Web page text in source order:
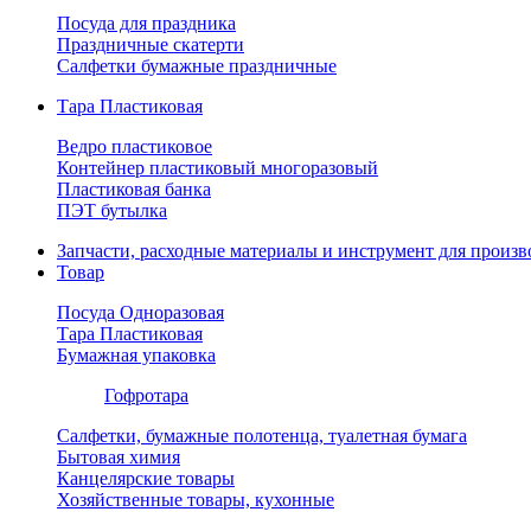
Посуда для праздника
Праздничные скатерти
Салфетки бумажные праздничные
Тара Пластиковая
Ведро пластиковое
Контейнер пластиковый многоразовый
Пластиковая банка
ПЭТ бутылка
Запчасти, расходные материалы и инструмент для
Товар
Посуда Одноразовая
Тара Пластиковая
Бумажная упаковка
Гофротара
Салфетки, бумажные полотенца, туалетная бумага
Бытовая химия
Канцелярские товары
Хозяйственные товары, кухонные